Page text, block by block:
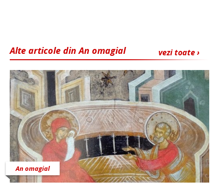
vezi toate ›
Alte articole din An omagial
An omagial